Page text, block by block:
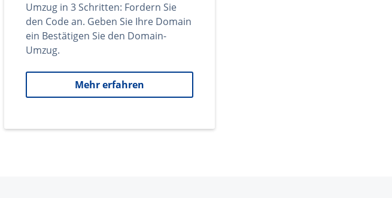
Umzug in 3 Schritten: Fordern Sie
den Code an. Geben Sie Ihre Domain
ein Bestätigen Sie den Domain-
Umzug.
Mehr erfahren